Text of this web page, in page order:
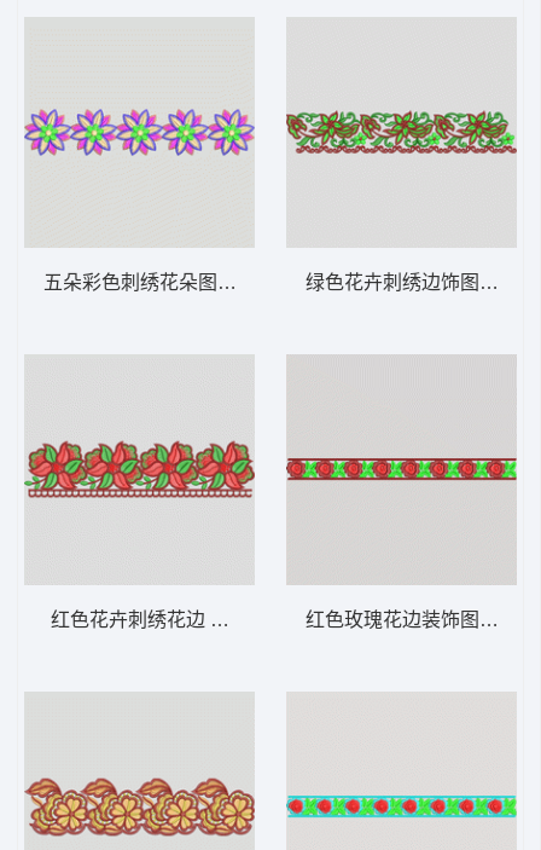
五朵彩色刺绣花朵图案 条带状 水溶条码网布
红色花卉刺绣花边 条带状 水溶条码网布花边
绿色花卉刺绣边饰图案 条
红色玫瑰花边装饰图案 条